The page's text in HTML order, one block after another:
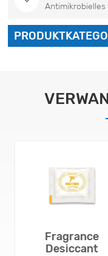
Antimikrobielles
Fragrance
Desiccant